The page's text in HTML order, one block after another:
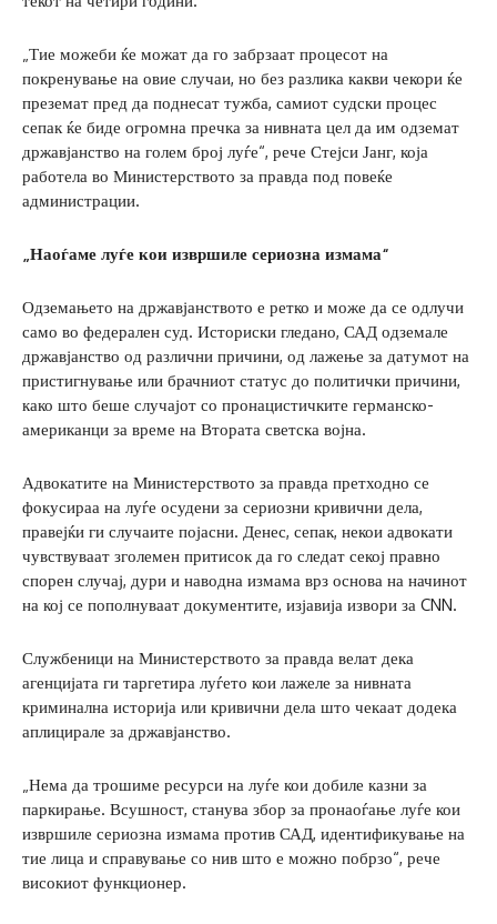
„Тие можеби ќе можат да го забрзаат процесот на
покренување на овие случаи, но без разлика какви чекори ќе
преземат пред да поднесат тужба, самиот судски процес
сепак ќе биде огромна пречка за нивната цел да им одземат
државјанство на голем број луѓе“, рече Стејси Јанг, која
работела во Министерството за правда под повеќе
администрации.
„Наоѓаме луѓе кои извршиле сериозна измама“
Одземањето на државјанството е ретко и може да се одлучи
само во федерален суд. Историски гледано, САД одземале
државјанство од различни причини, од лажење за датумот на
пристигнување или брачниот статус до политички причини,
како што беше случајот со пронацистичките германско-
американци за време на Втората светска војна.
Адвокатите на Министерството за правда претходно се
фокусираа на луѓе осудени за сериозни кривични дела,
правејќи ги случаите појасни. Денес, сепак, некои адвокати
чувствуваат зголемен притисок да го следат секој правно
спорен случај, дури и наводна измама врз основа на начинот
на кој се пополнуваат документите, изјавија извори за CNN.
Службеници на Министерството за правда велат дека
агенцијата ги таргетира луѓето кои лажеле за нивната
криминална историја или кривични дела што чекаат додека
аплицирале за државјанство.
„Нема да трошиме ресурси на луѓе кои добиле казни за
паркирање. Всушност, станува збор за пронаоѓање луѓе кои
извршиле сериозна измама против САД, идентификување на
тие лица и справување со нив што е можно побрзо“, рече
високиот функционер.